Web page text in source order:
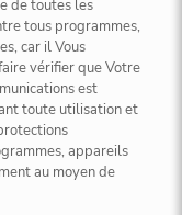
de toutes les
tous programmes,
car il Vous
vérifier que Votre
est
toute utilisation et
appareils
au moyen de